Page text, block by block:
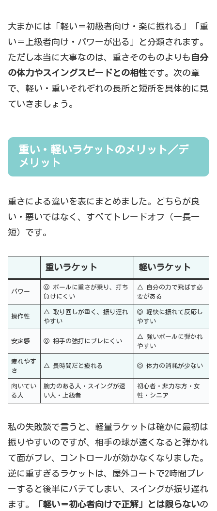
大まかには「軽い＝初級者向け・楽に振れる」「重
い＝上級者向け・パワーが出る」と分類されます。
ただし本当に大事なのは、重さそのものよりも 自分
の体力やスイングスピードとの相性です。次の章
で、軽い・重いそれぞれの長所と短所を具体的に見
ていきましょう。
重い・軽いラケットのメリット／デ
メリット
重さによる違いを表にまとめました。どちらが良
い・悪いではなく、すべてトレードオフ（一長一
短）です。
重いラケット 軽いラケット
パワー
◎ ボールに重さが乗り、打ち
負けにくい
△ 自分の力で飛ばす必
要がある
操作性
△ 取り回しが重く、振り遅れ
やすい
◎ 軽快に振れて反応し
やすい
安定感 ◎ 相手の強打にブレにくい
△ 強いボールに弾かれ
やすい
疲れやす
さ
△ 長時間だと疲れる ◎ 体力の消耗が少ない
向いてい
る人
腕力のある人・スイングが速
い人・上級者
初心者・非力な方・女
性・シニア
私の失敗談で言うと、軽量ラケットは確かに最初は
振りやすいのですが、相手の球が速くなると弾かれ
て面がブレ、コントロールが効かなくなりました。
逆に重すぎるラケットは、屋外コートで2時間プレ
ーすると後半にバテてしまい、スイングが振り遅れ
ます。
「軽い＝初心者向けで正解」とは限らないの